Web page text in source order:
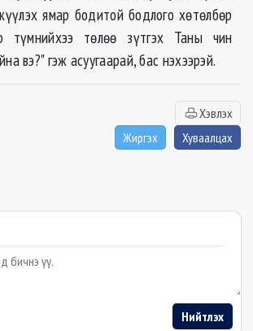
ямар бодитой бодлого хөтөлбөр
түмнийхээ төлөө зүтгэх Таны чин
вэ?" гэж асуугаарай, бас нэхээрэй.
Хэвлэх
Жиргэх
Хуваалцах
Нийтлэх